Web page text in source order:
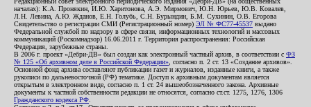
началах): К.А. Пронякин, И.Ю. Харитонова, А.Э. Мирмович, Ю.Н. Юрьев, Ю.В. Ковалев,
Л.Н. Левина, А.Ю. Жданов, Е.Н. Голубь, С.Н. Бурындин, Б.М. Сухинин, О.В. Егорова
Свидетельство о регистрации СМИ (Регистрационный номер) ЭЛ № ФС77-45537 выдано
Федеральной службой по надзору в сфере связи, информационных технологий и массовых
коммуникаций (Роскомнадзор) 16.06.2011 г. Территория распространения: Российская
Федерация, зарубежные страны.
В 2006 г. проект «Дебри-ДВ» был создан как электронный частный архив, в соответствии с ФЗ
№ 125 «Об архивном деле в Российской Федерации» , согласно п. 2 ст. 13 «Создание архивов».
Основной фонд архива составляют публикации газет и журналов, изданные книги, а также
рукописи по дальневосточной (РФ) тематике. Доступ к архивным документам является
открытым в электронном виде, согласно п. 1 ст. 24 вышеобозначенного закона. Архивные
документы к частной собственности редакции не относятся, согласно ст.ст. 1275, 1276, 1306
Гражданского кодекса РФ